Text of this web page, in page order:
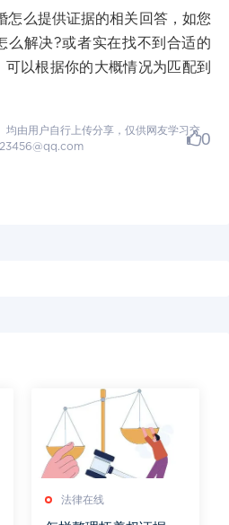
么提供证据的相关回答，如您
么解决?或者实在找不到合适的
以根据你的大概情况为匹配到
均由用户自行上传分享，仅供网友学习交0
法律在线